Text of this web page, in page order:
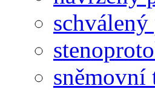
schválený
sněmovní